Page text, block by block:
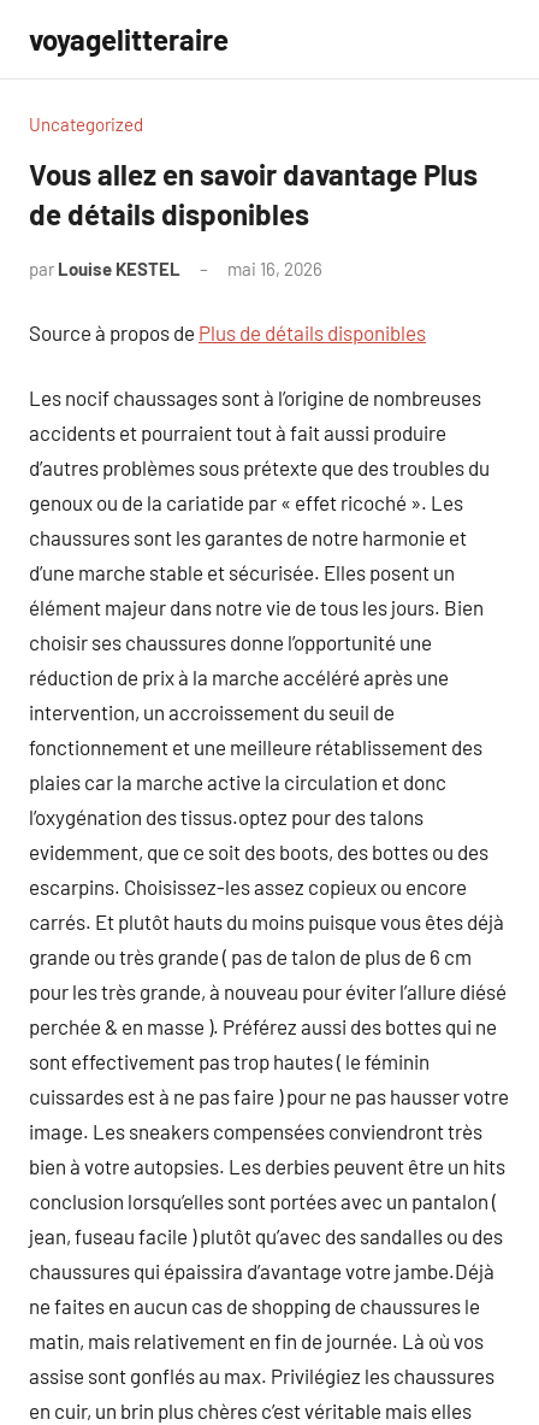
contenu
voyagelitteraire
Uncategorized
Vous allez en savoir davantage Plus
de détails disponibles
par Louise KESTEL mai 16, 2026
Source à propos de Plus de détails disponibles
Les nocif chaussages sont à l’origine de nombreuses
accidents et pourraient tout à fait aussi produire
d’autres problèmes sous prétexte que des troubles du
genoux ou de la cariatide par « effet ricoché ». Les
chaussures sont les garantes de notre harmonie et
d’une marche stable et sécurisée. Elles posent un
élément majeur dans notre vie de tous les jours. Bien
choisir ses chaussures donne l’opportunité une
réduction de prix à la marche accéléré après une
intervention, un accroissement du seuil de
fonctionnement et une meilleure rétablissement des
plaies car la marche active la circulation et donc
l’oxygénation des tissus.optez pour des talons
evidemment, que ce soit des boots, des bottes ou des
escarpins. Choisissez-les assez copieux ou encore
carrés. Et plutôt hauts du moins puisque vous êtes déjà
grande ou très grande ( pas de talon de plus de 6 cm
pour les très grande, à nouveau pour éviter l’allure diésé
perchée & en masse ). Préférez aussi des bottes qui ne
sont effectivement pas trop hautes ( le féminin
cuissardes est à ne pas faire ) pour ne pas hausser votre
image. Les sneakers compensées conviendront très
bien à votre autopsies. Les derbies peuvent être un hits
conclusion lorsqu’elles sont portées avec un pantalon (
jean, fuseau facile ) plutôt qu’avec des sandalles ou des
chaussures qui épaissira d’avantage votre jambe.Déjà
ne faites en aucun cas de shopping de chaussures le
matin, mais relativement en fin de journée. Là où vos
assise sont gonflés au max. Privilégiez les chaussures
en cuir, un brin plus chères c’est véritable mais elles